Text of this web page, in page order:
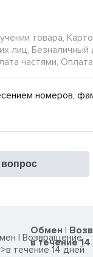
товара,
лиц, Безналичный
частями,
номеров,
Обмен |
в течение